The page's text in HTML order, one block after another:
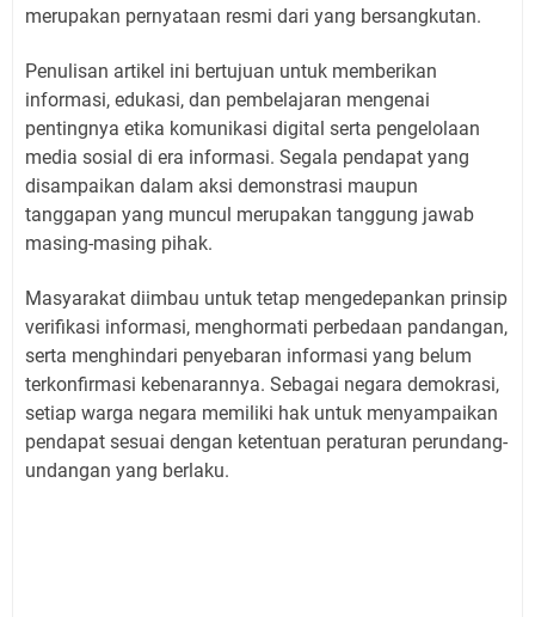
merupakan pernyataan resmi dari yang bersangkutan.
Penulisan artikel ini bertujuan untuk memberikan
informasi, edukasi, dan pembelajaran mengenai
pentingnya etika komunikasi digital serta pengelolaan
media sosial di era informasi. Segala pendapat yang
disampaikan dalam aksi demonstrasi maupun
tanggapan yang muncul merupakan tanggung jawab
masing-masing pihak.
Masyarakat diimbau untuk tetap mengedepankan prinsip
verifikasi informasi, menghormati perbedaan pandangan,
serta menghindari penyebaran informasi yang belum
terkonfirmasi kebenarannya. Sebagai negara demokrasi,
setiap warga negara memiliki hak untuk menyampaikan
pendapat sesuai dengan ketentuan peraturan perundang-
undangan yang berlaku.